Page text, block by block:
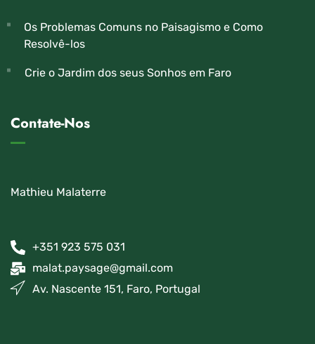
Os Problemas Comuns no Paisagismo e Como
Resolvê-los
Crie o Jardim dos seus Sonhos em Faro
Contate-Nos
Mathieu Malaterre
+351 923 575 031
malat.paysage@gmail.com
Av. Nascente 151, Faro, Portugal